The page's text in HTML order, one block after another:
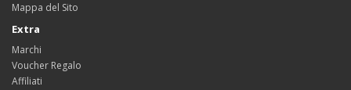
Mappa del Sito
Extra
Marchi
Voucher Regalo
Affiliati